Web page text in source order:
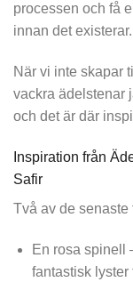
processen och få
innan det existerar.
När vi inte skapar
vackra ädelstenar
och det är där
Inspiration från
Safir
Två av de
En rosa spinell
fantastisk